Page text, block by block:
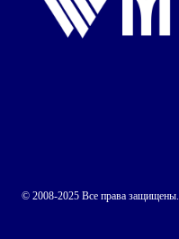
© 2008-2025 Все права защищены.